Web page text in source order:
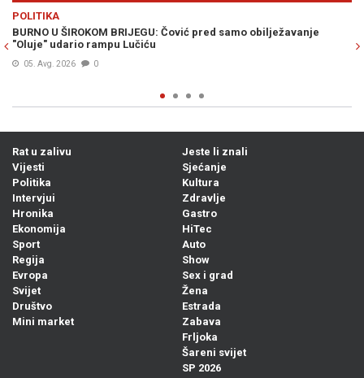
VELIKO IZNENAĐENJE NA LISTAMA NIP-a: Poznata
ulaze u borbu za Parlament BiH i kantonalne skupštine
05. Avg. 2026
Rat u zalivu
Vijesti
Politika
Intervjui
Hronika
Ekonomija
Sport
Regija
Evropa
Svijet
Društvo
Mini market
Jeste li znali
Sjećanje
Kultura
Zdravlje
Gastro
HiTec
Auto
Show
Sex i grad
Žena
Estrada
Zabava
Frljoka
Šareni svijet
SP 2026